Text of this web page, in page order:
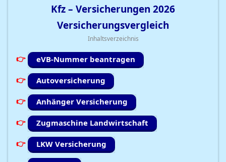
Kfz – Versicherungen 2026
Versicherungsvergleich
Inhaltsverzeichnis
eVB-Nummer beantragen
Autoversicherung
Anhänger Versicherung
Zugmaschine Landwirtschaft
LKW Versicherung